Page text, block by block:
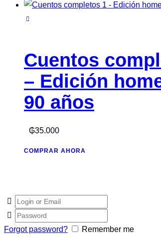
Cuentos
– Edición
90 años
₲35.000
COMPRAR AHORA
Forgot password? Remember me